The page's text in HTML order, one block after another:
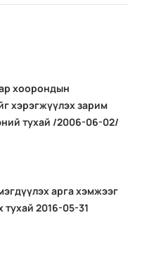
хоорондын
хэрэгжүүлэх зарим
тухай /2006-06-02/
арга хэмжээг
тухай 2016-05-31